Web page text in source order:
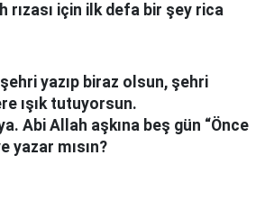
rızası için ilk defa bir şey rica
yazıp biraz olsun, şehri
ışık tutuyorsun.
Abi Allah aşkına beş gün “Önce
yazar mısın?